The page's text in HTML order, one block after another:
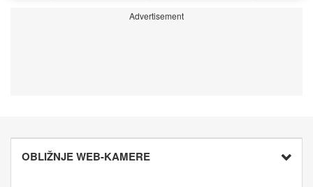
Advertisement
OBLIŽNJE WEB-KAMERE